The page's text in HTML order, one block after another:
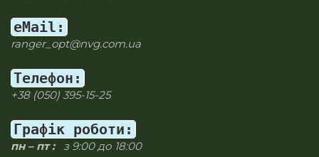
eMail:
ranger_opt@nvg.com.ua
Телефон:
+38 (050) 395-15-25
Графік роботи:
пн – пт :з 9:00 до 18:00